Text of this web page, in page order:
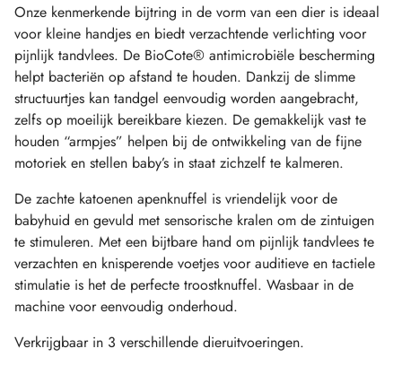
Onze kenmerkende bijtring in de vorm van een dier is ideaal
voor kleine handjes en biedt verzachtende verlichting voor
pijnlijk tandvlees. De BioCote® antimicrobiële bescherming
helpt bacteriën op afstand te houden. Dankzij de slimme
structuurtjes kan tandgel eenvoudig worden aangebracht,
zelfs op moeilijk bereikbare kiezen. De gemakkelijk vast te
houden “armpjes” helpen bij de ontwikkeling van de fijne
motoriek en stellen baby’s in staat zichzelf te kalmeren.
De zachte katoenen apenknuffel is vriendelijk voor de
babyhuid en gevuld met sensorische kralen om de zintuigen
te stimuleren. Met een bijtbare hand om pijnlijk tandvlees te
verzachten en knisperende voetjes voor auditieve en tactiele
stimulatie is het de perfecte troostknuffel. Wasbaar in de
machine voor eenvoudig onderhoud.
Verkrijgbaar in 3 verschillende dieruitvoeringen.